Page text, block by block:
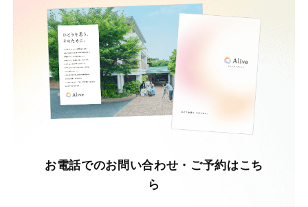
お電話でのお問い合わせ・ご予約はこち
ら